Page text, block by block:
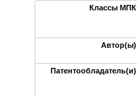
Классы